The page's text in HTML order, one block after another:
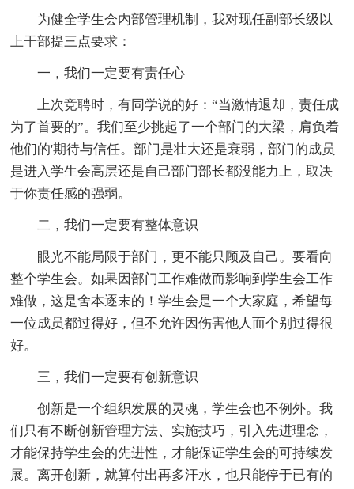
为健全学生会内部管理机制，我对现任副部长级以
上干部提三点要求：
一，我们一定要有责任心
上次竞聘时，有同学说的好：“当激情退却，责任成
为了首要的”。我们至少挑起了一个部门的大梁，肩负着
他们的'期待与信任。部门是壮大还是衰弱，部门的成员
是进入学生会高层还是自己部门部长都没能力上，取决
于你责任感的强弱。
二，我们一定要有整体意识
眼光不能局限于部门，更不能只顾及自己。要看向
整个学生会。如果因部门工作难做而影响到学生会工作
难做，这是舍本逐末的！学生会是一个大家庭，希望每
一位成员都过得好，但不允许因伤害他人而个别过得很
好。
三，我们一定要有创新意识
创新是一个组织发展的灵魂，学生会也不例外。我
们只有不断创新管理方法、实施技巧，引入先进理念，
才能保持学生会的先进性，才能保证学生会的可持续发
展。离开创新，就算付出再多汗水，也只能停于已有的